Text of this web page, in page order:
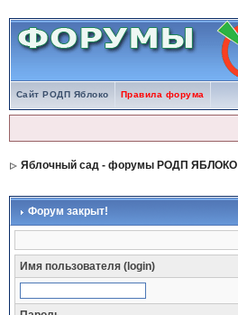
Сайт РОДП Яблоко Правила форума
Яблочный сад - форумы РОДП ЯБЛОКО
Форум закрыт!
Имя пользователя (login)